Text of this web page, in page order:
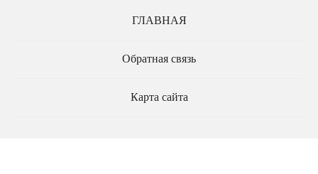
ГЛАВНАЯ
Обратная связь
Карта сайта